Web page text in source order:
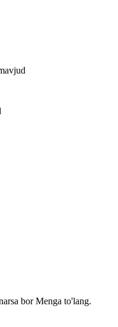
bor Menga to'lang.